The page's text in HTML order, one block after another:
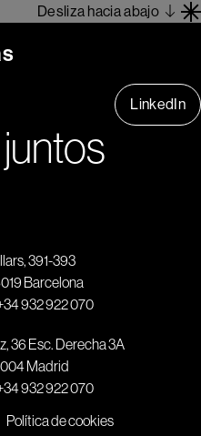
4
Desliza hacia abajo
LinkedIn
Política de cookies
391-393
Barcelona
932 922 070
36 Esc. Derecha 3A
Madrid
932 922 070